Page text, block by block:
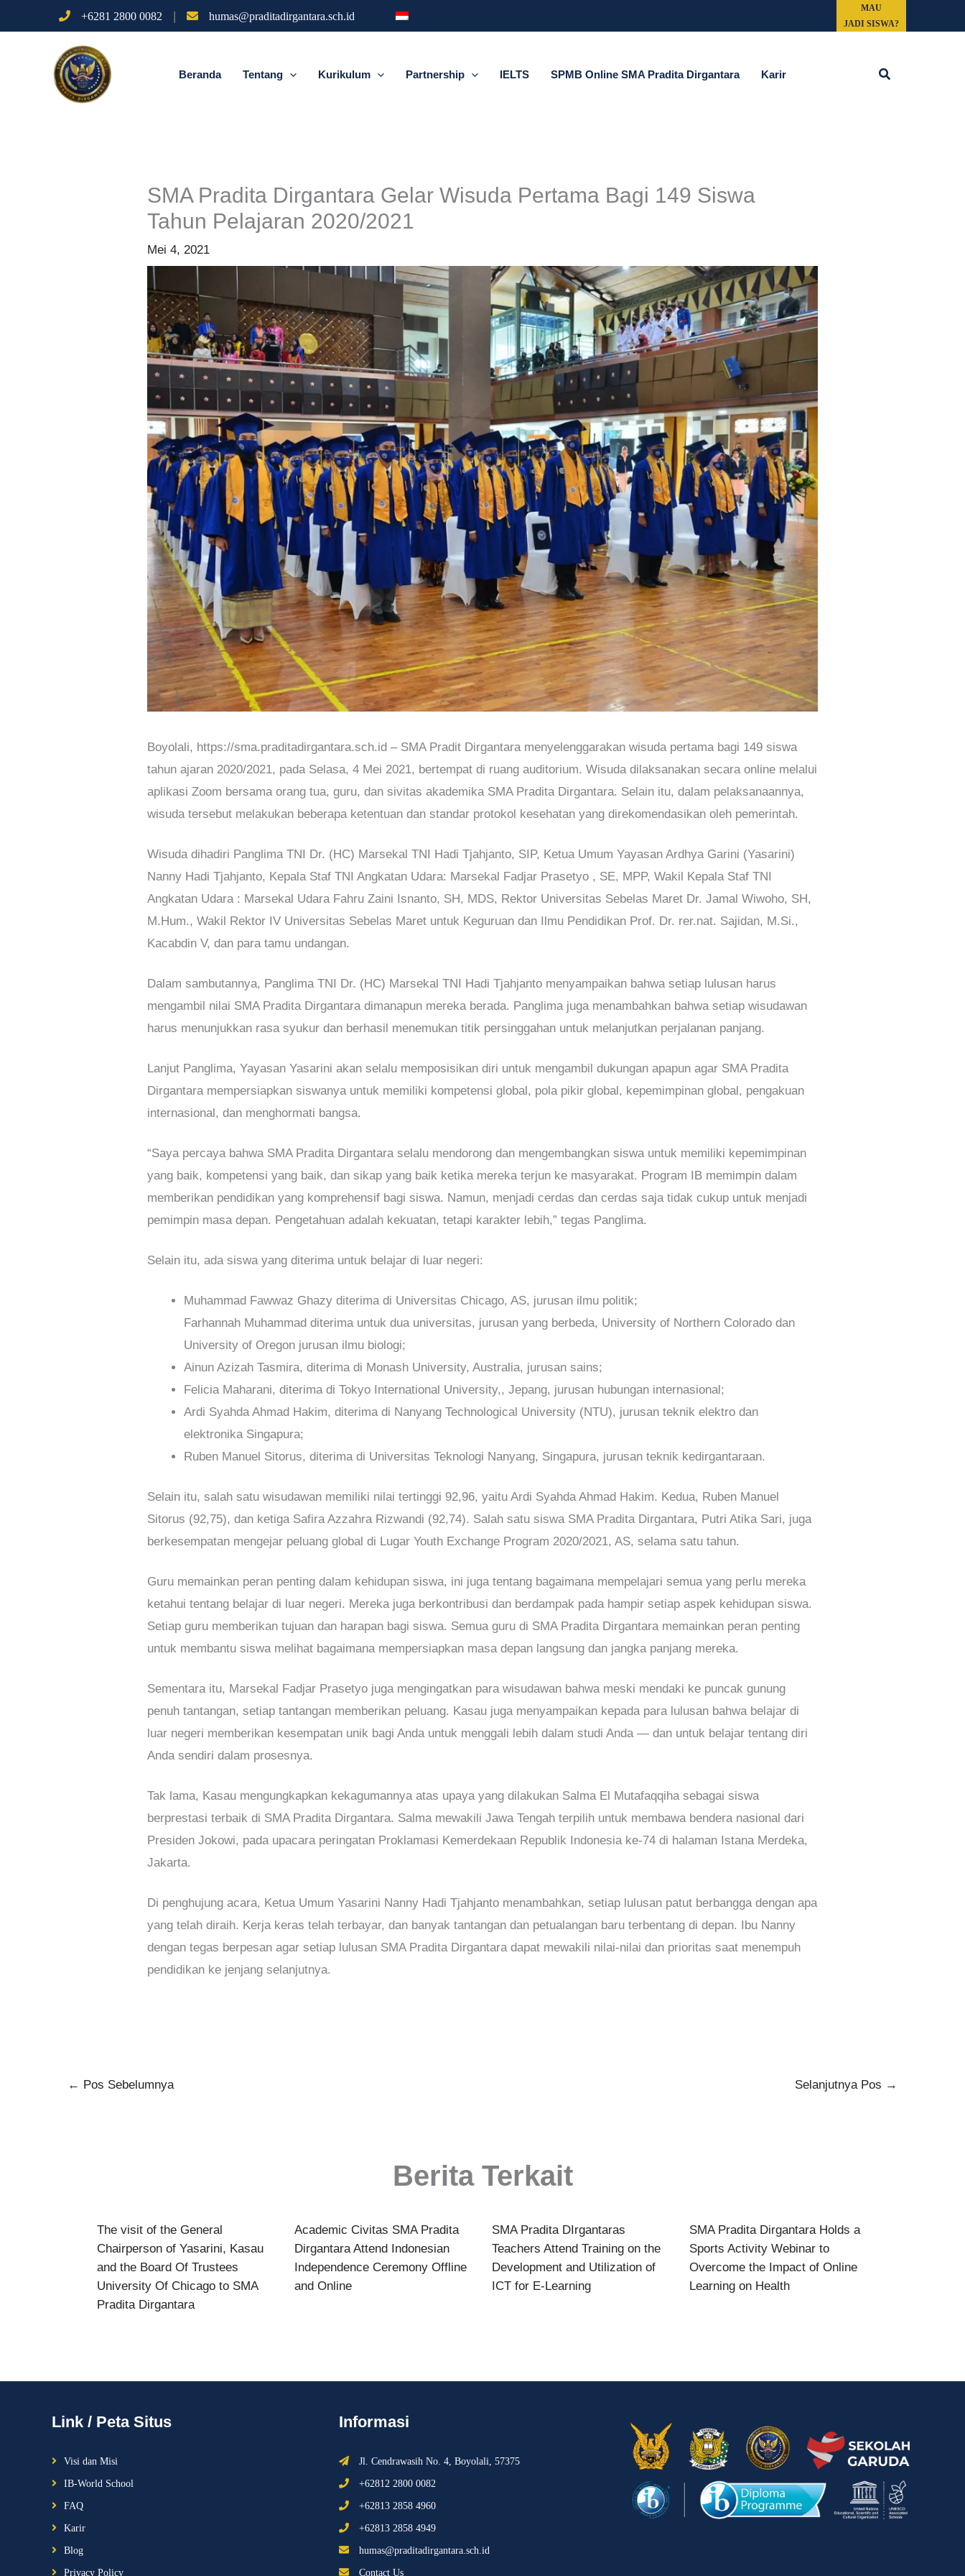
ke
+6281 2800 0082 | humas@praditadirgantara.sch.id
MAU
JADI SISWA?
Beranda Tentang Kurikulum Partnership IELTS SPMB Online SMA Pradita Dirgantara Karir Cari
SMA Pradita Dirgantara Gelar Wisuda Pertama Bagi 149 Siswa
Tahun Pelajaran 2020/2021
Mei 4, 2021
Boyolali, https://sma.praditadirgantara.sch.id – SMA Pradit Dirgantara menyelenggarakan wisuda pertama bagi 149 siswa
tahun ajaran 2020/2021, pada Selasa, 4 Mei 2021, bertempat di ruang auditorium. Wisuda dilaksanakan secara online melalui
aplikasi Zoom bersama orang tua, guru, dan sivitas akademika SMA Pradita Dirgantara. Selain itu, dalam pelaksanaannya,
wisuda tersebut melakukan beberapa ketentuan dan standar protokol kesehatan yang direkomendasikan oleh pemerintah.
Wisuda dihadiri Panglima TNI Dr. (HC) Marsekal TNI Hadi Tjahjanto, SIP, Ketua Umum Yayasan Ardhya Garini (Yasarini)
Nanny Hadi Tjahjanto, Kepala Staf TNI Angkatan Udara: Marsekal Fadjar Prasetyo , SE, MPP, Wakil Kepala Staf TNI
Angkatan Udara : Marsekal Udara Fahru Zaini Isnanto, SH, MDS, Rektor Universitas Sebelas Maret Dr. Jamal Wiwoho, SH,
M.Hum., Wakil Rektor IV Universitas Sebelas Maret untuk Keguruan dan Ilmu Pendidikan Prof. Dr. rer.nat. Sajidan, M.Si.,
Kacabdin V, dan para tamu undangan.
Dalam sambutannya, Panglima TNI Dr. (HC) Marsekal TNI Hadi Tjahjanto menyampaikan bahwa setiap lulusan harus
mengambil nilai SMA Pradita Dirgantara dimanapun mereka berada. Panglima juga menambahkan bahwa setiap wisudawan
harus menunjukkan rasa syukur dan berhasil menemukan titik persinggahan untuk melanjutkan perjalanan panjang.
Lanjut Panglima, Yayasan Yasarini akan selalu memposisikan diri untuk mengambil dukungan apapun agar SMA Pradita
Dirgantara mempersiapkan siswanya untuk memiliki kompetensi global, pola pikir global, kepemimpinan global, pengakuan
internasional, dan menghormati bangsa.
“Saya percaya bahwa SMA Pradita Dirgantara selalu mendorong dan mengembangkan siswa untuk memiliki kepemimpinan
yang baik, kompetensi yang baik, dan sikap yang baik ketika mereka terjun ke masyarakat. Program IB memimpin dalam
memberikan pendidikan yang komprehensif bagi siswa. Namun, menjadi cerdas dan cerdas saja tidak cukup untuk menjadi
pemimpin masa depan. Pengetahuan adalah kekuatan, tetapi karakter lebih,” tegas Panglima.
Selain itu, ada siswa yang diterima untuk belajar di luar negeri:
Muhammad Fawwaz Ghazy diterima di Universitas Chicago, AS, jurusan ilmu politik;
Farhannah Muhammad diterima untuk dua universitas, jurusan yang berbeda, University of Northern Colorado dan
University of Oregon jurusan ilmu biologi;
Ainun Azizah Tasmira, diterima di Monash University, Australia, jurusan sains;
Felicia Maharani, diterima di Tokyo International University,, Jepang, jurusan hubungan internasional;
Ardi Syahda Ahmad Hakim, diterima di Nanyang Technological University (NTU), jurusan teknik elektro dan
elektronika Singapura;
Ruben Manuel Sitorus, diterima di Universitas Teknologi Nanyang, Singapura, jurusan teknik kedirgantaraan.
Selain itu, salah satu wisudawan memiliki nilai tertinggi 92,96, yaitu Ardi Syahda Ahmad Hakim. Kedua, Ruben Manuel
Sitorus (92,75), dan ketiga Safira Azzahra Rizwandi (92,74). Salah satu siswa SMA Pradita Dirgantara, Putri Atika Sari, juga
berkesempatan mengejar peluang global di Lugar Youth Exchange Program 2020/2021, AS, selama satu tahun.
Guru memainkan peran penting dalam kehidupan siswa, ini juga tentang bagaimana mempelajari semua yang perlu mereka
ketahui tentang belajar di luar negeri. Mereka juga berkontribusi dan berdampak pada hampir setiap aspek kehidupan siswa.
Setiap guru memberikan tujuan dan harapan bagi siswa. Semua guru di SMA Pradita Dirgantara memainkan peran penting
untuk membantu siswa melihat bagaimana mempersiapkan masa depan langsung dan jangka panjang mereka.
Sementara itu, Marsekal Fadjar Prasetyo juga mengingatkan para wisudawan bahwa meski mendaki ke puncak gunung
penuh tantangan, setiap tantangan memberikan peluang. Kasau juga menyampaikan kepada para lulusan bahwa belajar di
luar negeri memberikan kesempatan unik bagi Anda untuk menggali lebih dalam studi Anda — dan untuk belajar tentang diri
Anda sendiri dalam prosesnya.
Tak lama, Kasau mengungkapkan kekagumannya atas upaya yang dilakukan Salma El Mutafaqqiha sebagai siswa
berprestasi terbaik di SMA Pradita Dirgantara. Salma mewakili Jawa Tengah terpilih untuk membawa bendera nasional dari
Presiden Jokowi, pada upacara peringatan Proklamasi Kemerdekaan Republik Indonesia ke-74 di halaman Istana Merdeka,
Jakarta.
Di penghujung acara, Ketua Umum Yasarini Nanny Hadi Tjahjanto menambahkan, setiap lulusan patut berbangga dengan apa
yang telah diraih. Kerja keras telah terbayar, dan banyak tantangan dan petualangan baru terbentang di depan. Ibu Nanny
dengan tegas berpesan agar setiap lulusan SMA Pradita Dirgantara dapat mewakili nilai-nilai dan prioritas saat menempuh
pendidikan ke jenjang selanjutnya.
← Pos Sebelumnya Selanjutnya Pos →
Berita Terkait
The visit of the General
Chairperson of Yasarini, Kasau
and the Board Of Trustees
University Of Chicago to SMA
Pradita Dirgantara
Academic Civitas SMA Pradita
Dirgantara Attend Indonesian
Independence Ceremony Offline
and Online
SMA Pradita DIrgantaras
Teachers Attend Training on the
Development and Utilization of
ICT for E-Learning
SMA Pradita Dirgantara Holds a
Sports Activity Webinar to
Overcome the Impact of Online
Learning on Health
Link / Peta Situs
Visi dan Misi
IB-World School
FAQ
Karir
Blog
Privacy Policy
Informasi
Jl. Cendrawasih No. 4, Boyolali, 57375
+62812 2800 0082
+62813 2858 4960
+62813 2858 4949
humas@praditadirgantara.sch.id
Contact Us